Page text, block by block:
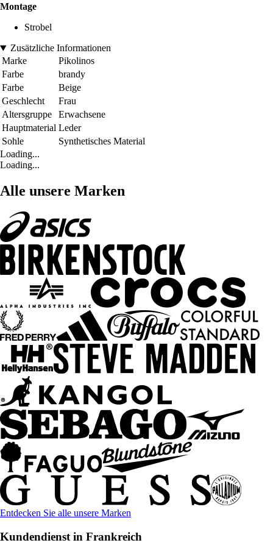
Montage
Strobel
Zusätzliche Informationen
Marke
Pikolinos
Farbe
brandy
Farbe
Beige
Geschlecht
Frau
Altersgruppe
Erwachsene
Hauptmaterial Leder
Sohle
Synthetisches Material
Loading...
Loading...
Alle unsere Marken
Entdecken Sie alle unsere Marken
Kundendienst in Frankreich